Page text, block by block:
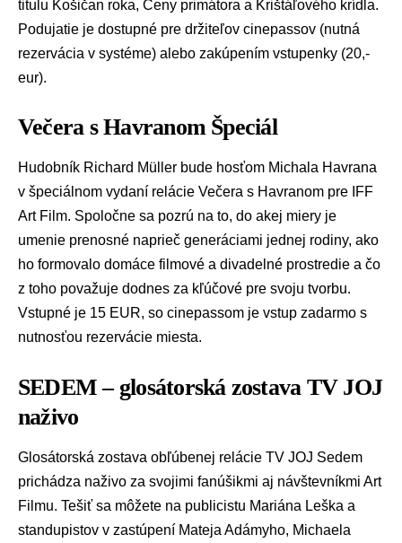
titulu Košičan roka, Ceny primátora a Krištáľového krídla.
Podujatie je dostupné pre držiteľov cinepassov (nutná
rezervácia v systéme) alebo zakúpením vstupenky (20,-
eur).
Večera s Havranom Špeciál
Hudobník Richard Müller bude hosťom Michala Havrana
v špeciálnom vydaní relácie Večera s Havranom pre IFF
Art Film. Spoločne sa pozrú na to, do akej miery je
umenie prenosné naprieč generáciami jednej rodiny, ako
ho formovalo domáce filmové a divadelné prostredie a čo
z toho považuje dodnes za kľúčové pre svoju tvorbu.
Vstupné je 15 EUR, so cinepassom je vstup zadarmo s
nutnosťou rezervácie miesta.
SEDEM – glosátorská zostava TV JOJ
naživo
Glosátorská zostava obľúbenej relácie TV JOJ Sedem
prichádza naživo za svojimi fanúšikmi aj návštevníkmi Art
Filmu. Tešiť sa môžete na publicistu Mariána Leška a
standupistov v zastúpení Mateja Adámyho, Michaela